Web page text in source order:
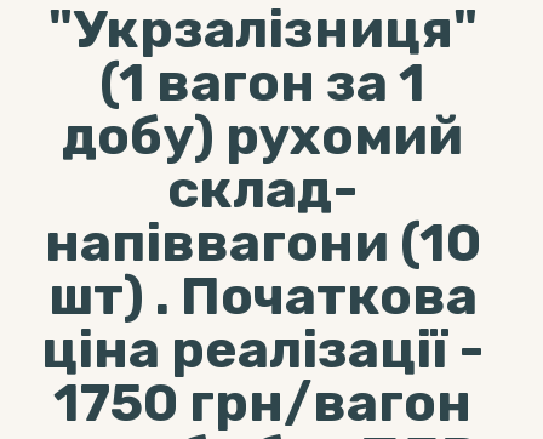
"Укрзалізниця"
(1 вагон за 1
добу) рухомий
склад-
напіввагони (10
шт) . Початкова
ціна реалізації -
1750 грн/вагон